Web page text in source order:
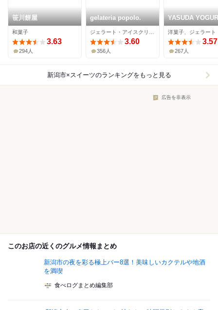
笹川餅屋
和菓子
3.63
294人
gelateria popolo.
3.60
356人
YASUDA
CoCoLo新潟店
3.57
267人
新潟市×スイーツのランキングをもっと見る
広告を非表示
このお店の近くのグルメ情報まとめ
新潟市の夜を彩る極上バー8選！美味しいカクテルや地酒
を満喫
食べログまとめ編集部